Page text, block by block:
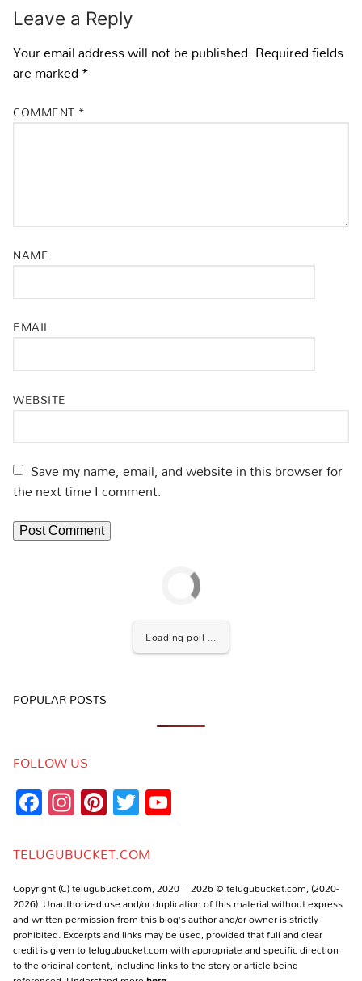
Leave a Reply
Your email address will not be published. Required fields
are marked*
COMMENT *
NAME
EMAIL
WEBSITE
Save my name, email, and website in this browser for
the next time I comment.
Loading poll ...
POPULAR POSTS
FOLLOW US
Facebook
Instagram
Pinterest
Twitter
TELUGUBUCKET.COM
Copyright (C) telugubucket.com, 2020 – 2026 © telugubucket.com, (2020-
2026). Unauthorized use and/or duplication of this material without express
and written permission from this blog’s author and/or owner is strictly
prohibited. Excerpts and links may be used, provided that full and clear
credit is given to telugubucket.com with appropriate and specific direction
to the original content, including links to the story or article being